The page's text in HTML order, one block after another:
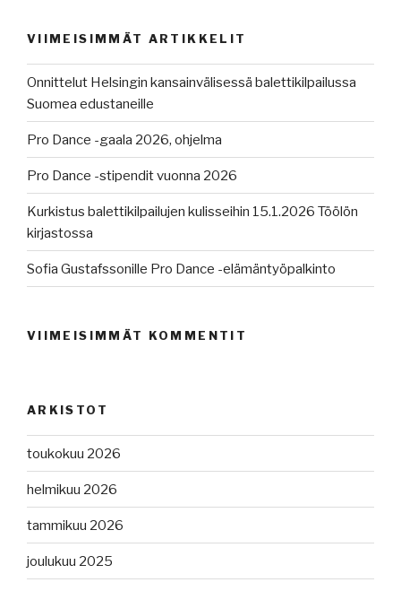
VIIMEISIMMÄT ARTIKKELIT
Onnittelut Helsingin kansainvälisessä balettikilpailussa
Suomea edustaneille
Pro Dance -gaala 2026, ohjelma
Pro Dance -stipendit vuonna 2026
Kurkistus balettikilpailujen kulisseihin 15.1.2026 Töölön
kirjastossa
Sofia Gustafssonille Pro Dance -elämäntyöpalkinto
VIIMEISIMMÄT KOMMENTIT
ARKISTOT
toukokuu 2026
helmikuu 2026
tammikuu 2026
joulukuu 2025